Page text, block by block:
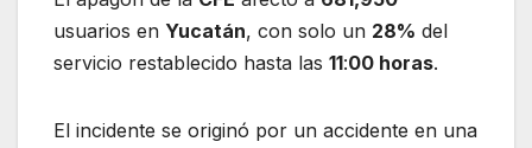
usuarios en Yucatán, con solo un 28% del
servicio restablecido hasta las 11:00 horas.
El incidente se originó por un accidente en una